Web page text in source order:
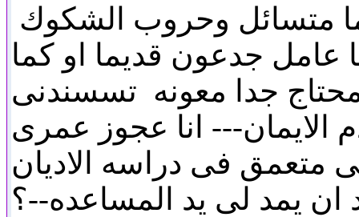
متسائل وحروب الشكوك
عامل جدعون قديما او كما
جدا معونه تسسندنى
انا عجوز عمرى
متعمق فى دراسه الاديان
ان يمد لى يد المساعده--؟